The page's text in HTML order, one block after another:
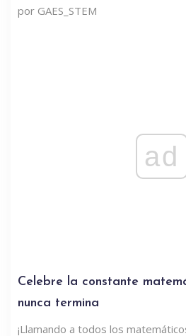
por GAES_STEM
ad
Celebre la constante
nunca termina
¡Llamando a todos los